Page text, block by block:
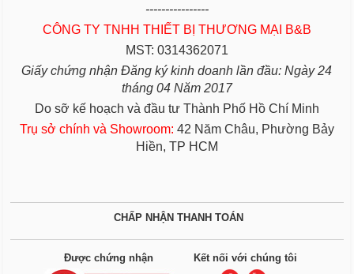
----------------
CÔNG TY TNHH THIẾT BỊ THƯƠNG MẠI B&B
MST: 0314362071
Giấy chứng nhận Đăng ký kinh doanh lần đầu: Ngày 24
tháng 04 Năm 2017
Do sỡ kế hoạch và đầu tư Thành Phố Hồ Chí Minh
Trụ sở chính và Showroom: 42 Năm Châu, Phường Bảy
Hiền, TP HCM
CHẤP NHẬN THANH TOÁN
Được chứng nhận Kết nối với chúng tôi